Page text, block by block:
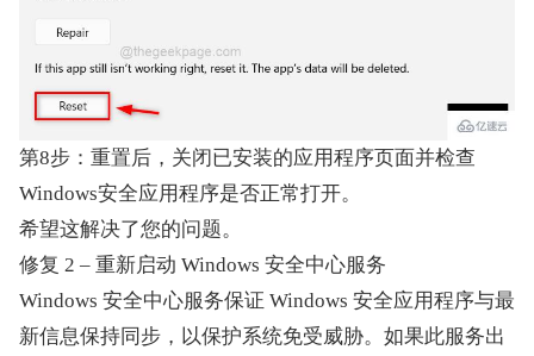
第8步：重置后，关闭已安装的应用程序页面并检查
Windows安全应用程序是否正常打开。
希望这解决了您的问题。
修复 2 – 重新启动 Windows 安全中心服务
Windows 安全中心服务保证 Windows 安全应用程序与最
新信息保持同步，以保护系统免受威胁。如果此服务出